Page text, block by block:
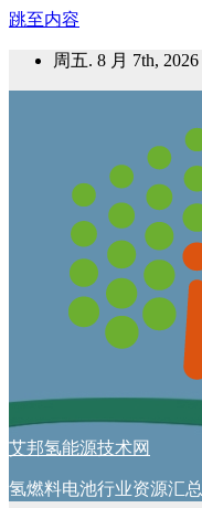
跳至内容
周五. 8 月 7th, 2026
艾邦氢能源技术网
氢燃料电池行业资源汇总